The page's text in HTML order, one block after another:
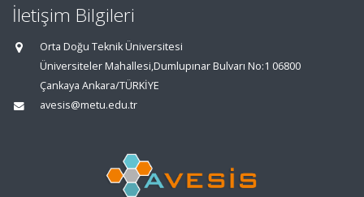
İletişim Bilgileri
Orta Doğu Teknik Üniversitesi
Üniversiteler Mahallesi,Dumlupınar Bulvarı No:1 06800
Çankaya Ankara/TÜRKİYE
avesis@metu.edu.tr